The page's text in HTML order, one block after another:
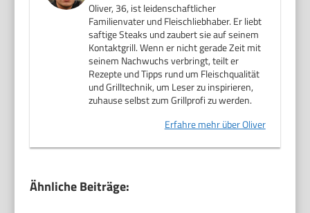
Oliver, 36, ist leidenschaftlicher
Familienvater und Fleischliebhaber. Er liebt
saftige Steaks und zaubert sie auf seinem
Kontaktgrill. Wenn er nicht gerade Zeit mit
seinem Nachwuchs verbringt, teilt er
Rezepte und Tipps rund um Fleischqualität
und Grilltechnik, um Leser zu inspirieren,
zuhause selbst zum Grillprofi zu werden.
Erfahre mehr über Oliver
Ähnliche Beiträge: